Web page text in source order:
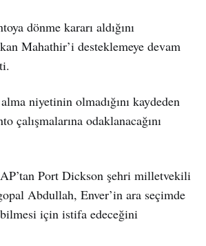
dönme kararı aldığını
Mahathir’i desteklemeye devam
niyetinin olmadığını kaydeden
çalışmalarına odaklanacağını
Port Dickson şehri milletvekili
Abdullah, Enver’in ara seçimde
için istifa edeceğini